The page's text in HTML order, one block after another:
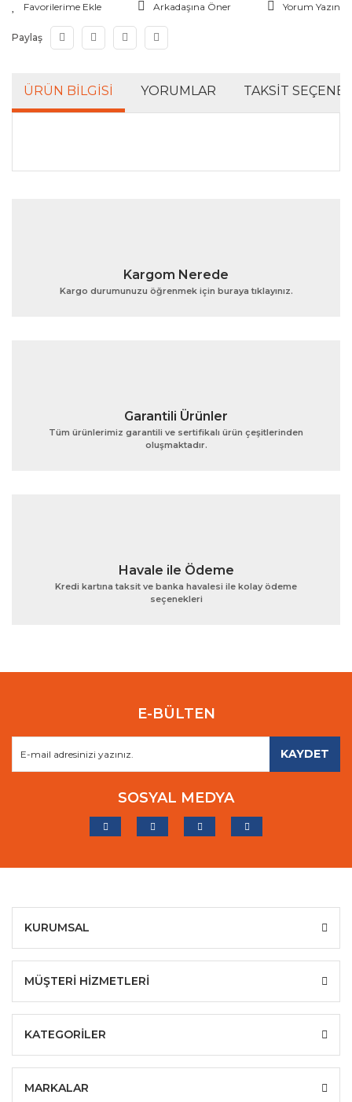
Arkadaşına Öner Yorum Yazın
Paylaş
ÜRÜN BILGISI YORUMLAR TAKSIT
Bu ürünün fiyat bilgisi, resim, ürün açıklamalarında ve
Ürün açıklamasında eksik bilgiler bulunuyor.
Gönder
Kargom Nerede
Kargo durumunuzu öğrenmek için buraya tıklayınız.
Garantili Ürünler
Tüm ürünlerimiz garantili ve sertifikalı ürün çeşitlerinden
oluşmaktadır.
Havale ile Ödeme
Kredi kartına taksit ve banka havalesi ile kolay ödeme
seçenekleri
E-BÜLTEN
KAYDET
SOSYAL MEDYA
KURUMSAL
MÜŞTERİ HİZMETLERİ
KATEGORİLER
MARKALAR